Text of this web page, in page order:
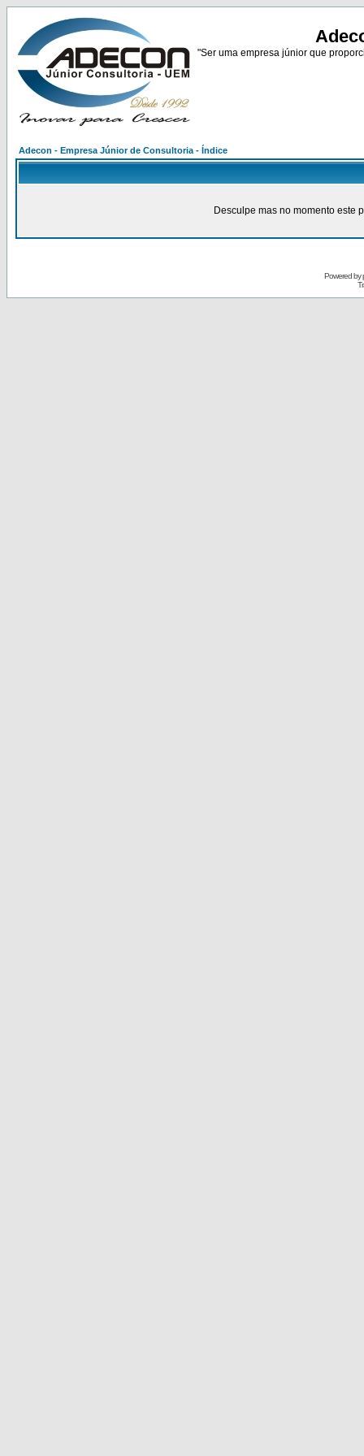
"Ser uma empresa júnior que
Adecon - Empresa Júnior de Consultoria - Índice
Desculpe mas no momento este
Powered by